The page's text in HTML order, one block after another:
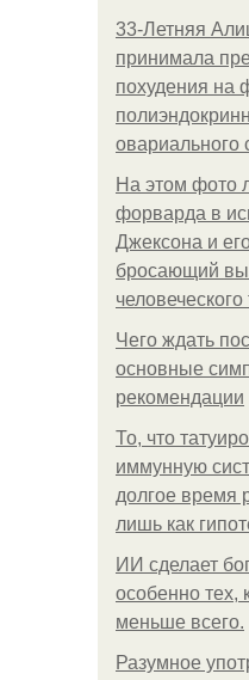
33-Летняя
принимала
похудения на
овариального
На этом фото
форварда в
Джексона и
бросающий
человеческого
Чего ждать
основные
рекомендации
То, что
иммунную
долгое время
лишь как
ИИ сделает
особенно тех,
меньше всего.
Разумное